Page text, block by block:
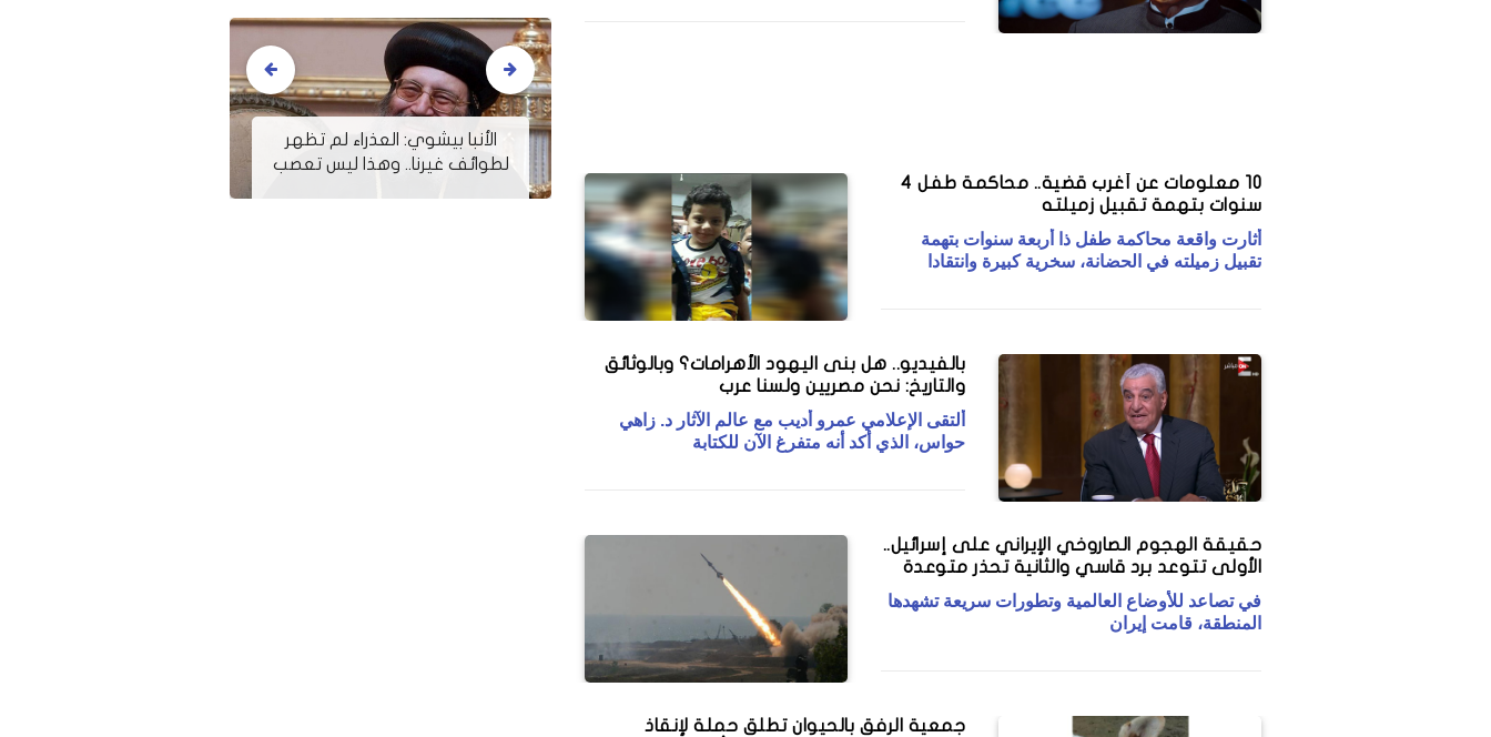
10 معلومات عن أغرب قضية.. محاكمة طفل 4
سنوات بتهمة تقبيل زميلته
أثارت واقعة محاكمة طفل ذا أربعة سنوات بتهمة
تقبيل زميلته في الحضانة، سخرية كبيرة وانتقادا
بالفيديو.. هل بنى اليهود الأهرامات؟ وبالوثائق
والتاريخ: نحن مصريين ولسنا عرب
ألتقى الإعلامي عمرو أديب مع عالم الآثار د. زاهي
حواس، الذي أكد أنه متفرغ الآن للكتابة
حقيقة الهجوم الصاروخي الإيراني على إسرائيل..
الأولى تتوعد برد قاسي والثانية تحذر متوعدة
في تصاعد للأوضاع العالمية وتطورات سريعة تشهدها
المنطقة، قامت إيران
جمعية الرفق بالحيوان تطلق حملة لإنقاذ
الأنبا بيشوي: العذراء لم تظهر
لطوائف غيرنا.. وهذا ليس تعصب
اقباط "بنى منين" بالفشن
يستغيثون بالسيسى بعد غلق
كنيستهم